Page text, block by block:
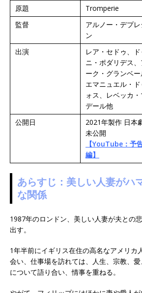
原題
Tromperie
監督
アルノー・デプレ
ン
出演
レア・セドゥ、ド
ニ・ポダリデス、
ーク・グランベー
エマニュエル・
ォス、レベッカ
デール他
公開日
2021年製作 日本
未公開
【YouTube：予
編】
あらすじ：美しい人妻がハ
な関係
1987年のロンドン、美しい人妻が夫との
出す。
1年半前にイギリス在住の高名なアメリカ
会い、仕事場を訪れては、人生、宗教、
について語り合い、情事を重ねる。